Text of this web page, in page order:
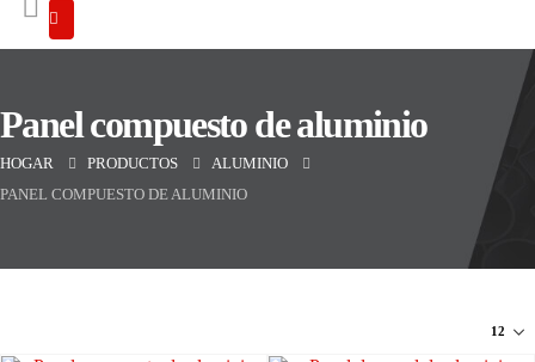
Panel compuesto de aluminio
HOGAR PRODUCTOS
ALUMINIO
PANEL COMPUESTO DE ALUMINIO